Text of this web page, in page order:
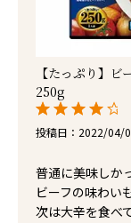
【たっぷり】
250g
投稿日 2022/04/
普通に美味しか
ビーフの味わい
次は大辛を食べ